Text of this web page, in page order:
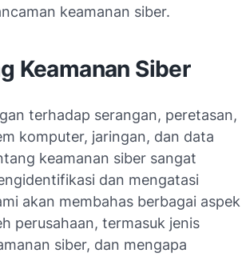
keamanan siber.
Keamanan Siber
terhadap serangan, peretasan,
komputer, jaringan, dan data
keamanan siber sangat
dan mengatasi
akan membahas berbagai aspek
perusahaan, termasuk jenis
siber, dan mengapa